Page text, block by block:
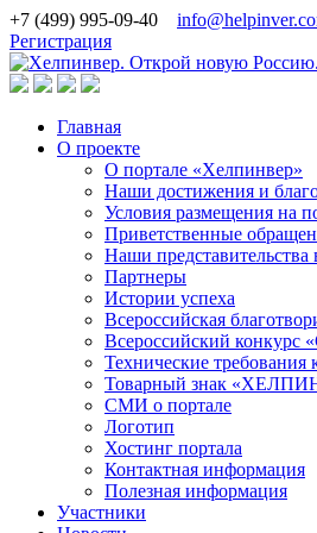
+7 (499) 995-09-40
Регистрация
Главная
О проекте
О портале «Хелпинвер»
Наши достижения и
Условия размещения на
Приветственные
Наши
Партнеры
Истории успеха
Всероссийская
Всероссийский конкурс
Технические требования
Товарный знак
СМИ о портале
Логотип
Хостинг портала
Контактная информация
Полезная информация
Участники